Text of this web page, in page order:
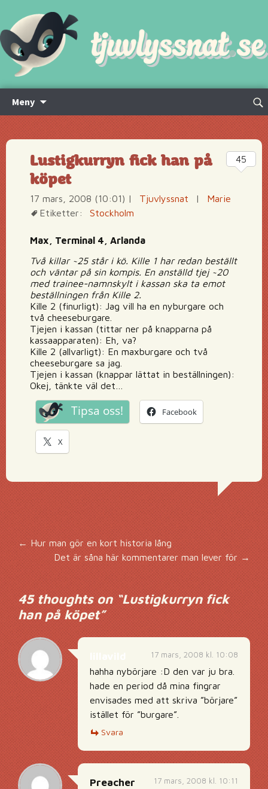
Meny
innehåll
Sök
Lustigkurryn fick han på
köpet
17 mars, 2008 (10:01) | Tjuvlyssnat |
Marie
Etiketter:
Stockholm
Max, Terminal 4, Arlanda
Två killar ~25 står i kö. Kille 1 har redan beställt
och väntar på sin kompis. En anställd tjej ~20
med trainee-namnskylt i kassan ska ta emot
beställningen från Kille 2.
Kille 2 (finurligt): Jag vill ha en nyburgare och
två cheeseburgare.
Tjejen i kassan (tittar ner på knapparna på
kassaapparaten): Eh, va?
Kille 2 (allvarligt): En maxburgare och två
cheeseburgare sa jag.
Tjejen i kassan (knappar lättat in beställningen):
Okej, tänkte väl det…
Tipsa oss! Facebook
X
45
Inläggsnavigering
← Hur man gör en kort historia lång
Det är såna här kommentarer man lever för →
45 thoughts on “Lustigkurryn fick
han på köpet”
17 mars, 2008 kl. 10:08
hahha nybörjare :D den var ju bra.
hade en period då mina fingrar
envisades med att skriva ”börjare”
istället för ”burgare”.
Svara
17 mars, 2008 kl. 10:11
Preacher